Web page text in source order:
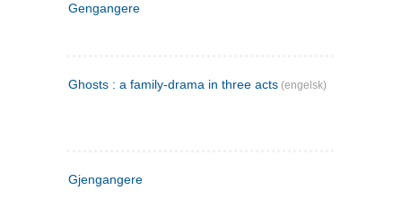
Gengangere
Ghosts : a family-drama in three acts (engelsk)
Gjengangere